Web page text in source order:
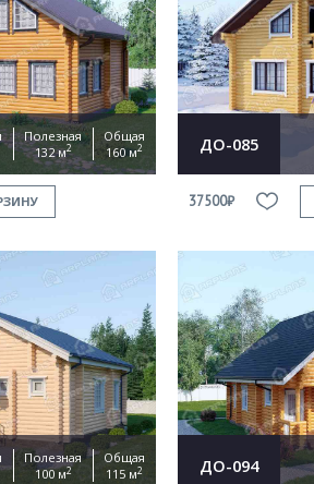
Полезная
132 м2
Общая
160 м2 ДО-085
37500₽
Полезная
100 м2
Общая
115 м2 ДО-094